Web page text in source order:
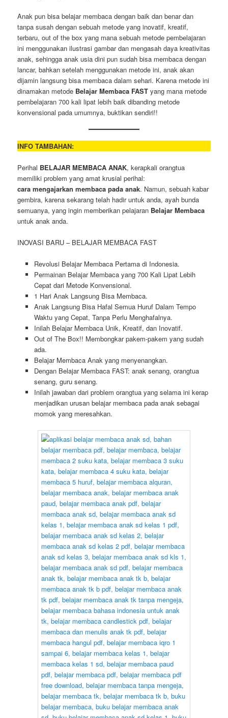
Anak pun bisa belajar membaca dengan baik dan benar dan
tanpa susah dengan sebuah metode yang inovatif, kreatif,
terbaru, out of the box yang mana sebuah metode pembelajaran
ini menggunakan ilustrasi gambar dan mengasah daya kreativitas
anak, sehingga anak usia dini pun sudah bisa membaca dengan
lancar, bahkan setelah menggunakan metode ini, anak akan
dijamin langsung bisa membaca dalam sehari. Karena metode ini
dinamakan metode Belajar Membaca FAST yang mana metode
pembelajaran 700 kali lipat lebih baik dibanding metode
konvensional pada umumnya, buktikan sendiri!!
INFO TAMBAHAN:
Perihal BELAJAR MEMBACA ANAK, kerapkali orangtua
memiliki problem yang amat krusial perihal:
cara mengajarkan membaca pada anak. Namun, sebuah kabar
gembira, karena sekarang telah hadir untuk anda, ayah bunda
semuanya, yang ingin memberikan pelajaran Belajar Membaca
untuk anak anda.
INOVASI BARU – BELAJAR MEMBACA FAST
Revolusi Belajar Membaca Pertama di Indonesia.
Permainan Belajar Membaca yang 700 Kali Lipat Lebih
Cepat dari Metode Konvensional.
1 Hari Anak Langsung Bisa Membaca.
Anak Langsung Bisa Hafal Semua Huruf Dalam Tempo
Waktu yang Cepat, Tanpa Perlu Menghafalnya.
Inilah Belajar Membaca Unik, Kreatif, dan Inovatif.
Out of The Box!! Membongkar pakem-pakem yang sudah
ada.
Belajar Membaca Anak yang menyenangkan.
Dengan Belajar Membaca FAST: anak senang, orangtua
senang, guru senang.
Inilah jawaban dari problem orangtua yang selama ini kerap
menjadikan urusan belajar membaca pada anak sebagai
momok yang meresahkan.